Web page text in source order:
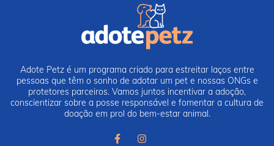
Adote Petz é um programa criado para estreitar laços entre
pessoas que têm o sonho de adotar um pet e nossas ONGs e
protetores parceiros. Vamos juntos incentivar a adoção,
conscientizar sobre a posse responsável e fomentar a cultura de
doação em prol do bem-estar animal.